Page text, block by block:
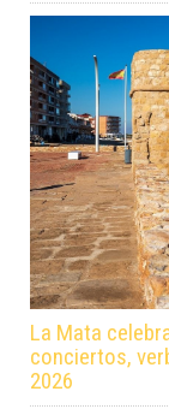
La Mata
conciertos,
2026